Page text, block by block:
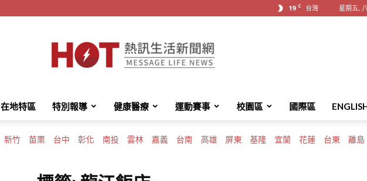
19 C 台灣 星期五,
HotMessage
在地特區 特別報導 健康醫療 運動賽事 校園區 國際區
新竹 苗栗 台中 彰化 南投 雲林 嘉義 台南 高雄 屏東 基隆 宜蘭 花蓮 台東 離島